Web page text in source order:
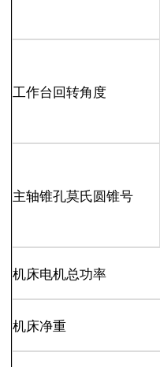
工作台回转角度
主轴锥孔莫氏圆锥号
机床电机总功率
机床净重